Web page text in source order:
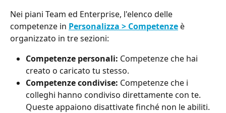
Nei piani Team ed Enterprise, l'elenco delle
competenze in Personalizza > Competenze è
organizzato in tre sezioni:
Competenze personali: Competenze che hai
creato o caricato tu stesso.
Competenze condivise: Competenze che i
colleghi hanno condiviso direttamente con te.
Queste appaiono disattivate finché non le abiliti.